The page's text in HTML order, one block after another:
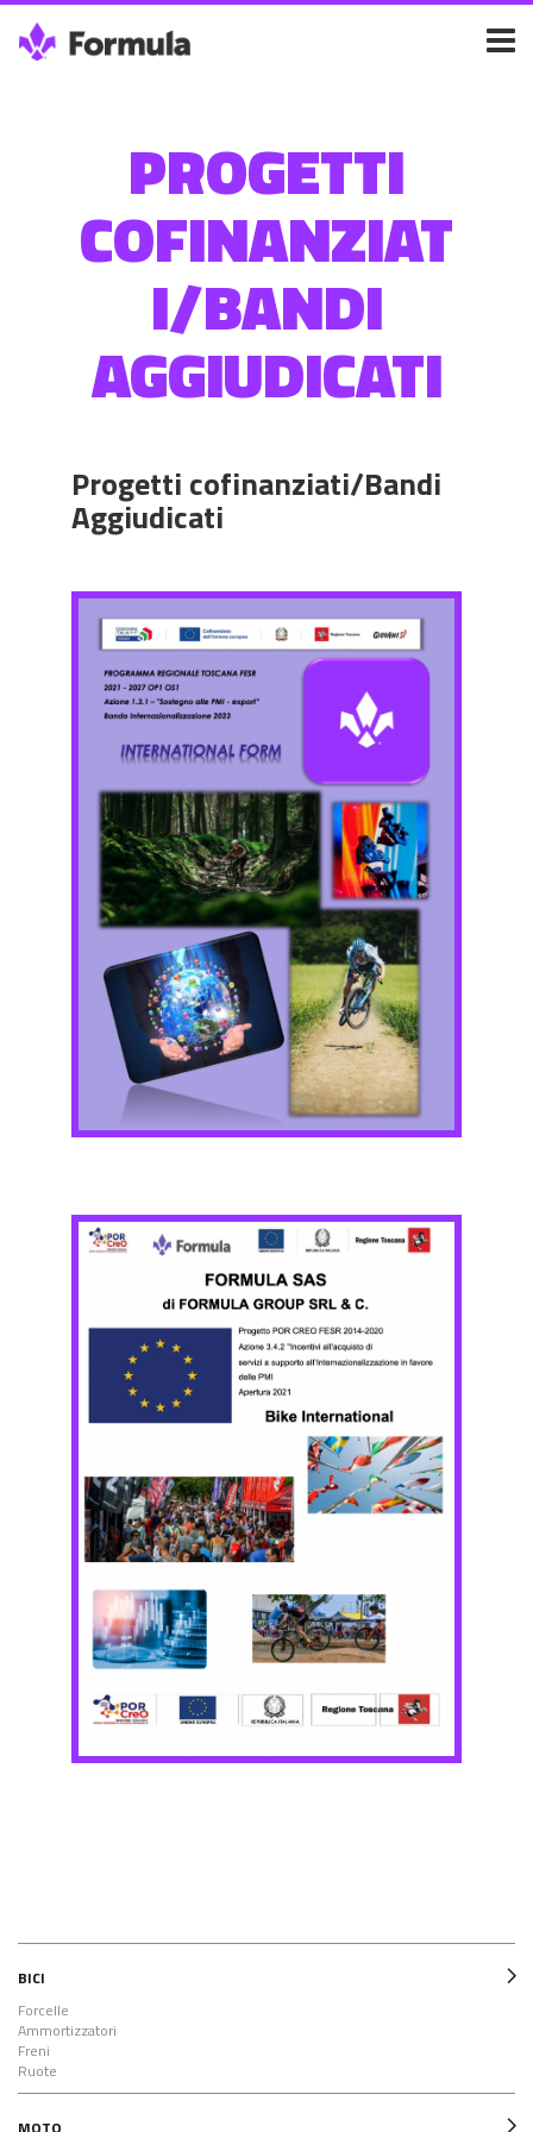
PROGETTI
COFINANZIAT
I/BANDI
AGGIUDICATI
Progetti cofinanziati/Bandi
Aggiudicati
BICI
Forcelle
Ammortizzatori
Freni
Ruote